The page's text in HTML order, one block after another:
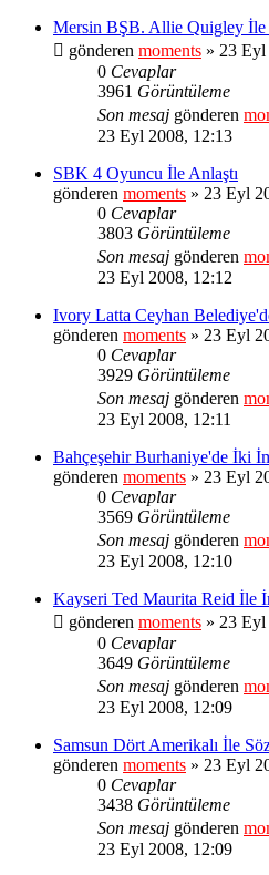
Mersin BŞB. Allie Quigley İle
gönderen moments » 23
0 Cevaplar
3961 Görüntüleme
Son mesaj gönderen
23 Eyl 2008, 12:13
SBK 4 Oyuncu İle Anlaştı
gönderen moments » 23 Eyl
0 Cevaplar
3803 Görüntüleme
Son mesaj gönderen
23 Eyl 2008, 12:12
Ivory Latta Ceyhan
gönderen moments » 23 Eyl
0 Cevaplar
3929 Görüntüleme
Son mesaj gönderen
23 Eyl 2008, 12:11
Bahçeşehir Burhaniye'de İki
gönderen moments » 23 Eyl
0 Cevaplar
3569 Görüntüleme
Son mesaj gönderen
23 Eyl 2008, 12:10
Kayseri Ted Maurita Reid İle
gönderen moments » 23
0 Cevaplar
3649 Görüntüleme
Son mesaj gönderen
23 Eyl 2008, 12:09
Samsun Dört Amerikalı İle
gönderen moments » 23 Eyl
0 Cevaplar
3438 Görüntüleme
Son mesaj gönderen
23 Eyl 2008, 12:09